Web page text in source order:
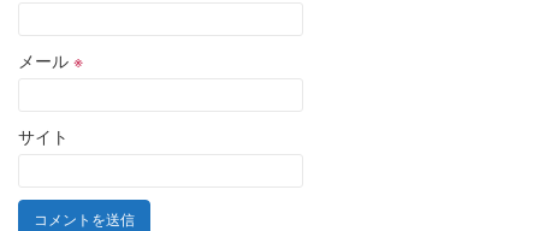
メール ※
サイト